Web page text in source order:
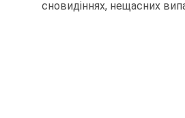
сновидіннях, нещасних